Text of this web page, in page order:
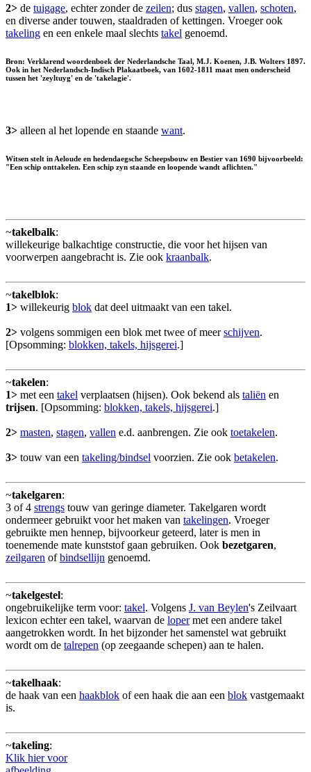
2> de tuigage, echter zonder de zeilen; dus stagen, vallen, schoten,
en diverse ander touwen, staaldraden of kettingen. Vroeger ook
takeling en een enkele maal slechts takel genoemd.
Bron: Verklarend woordenboek der Nederlandsche Taal, M.J. Koenen, J.B. Wolters 1897.
Ook in het Nederlandsch-Indisch Plakaatboek, van 1602-1811 maat men onderscheid
tussen het 'zeyltuyg' en de 'takelagie'.
3> alleen al het lopende en staande want.
Witsen stelt in Aeloude en hedendaegsche Scheepsbouw en Bestier van 1690 bijvoorbeeld:
"Een schip onttakelen. Een schip zyn staande en loopende wandt aflichten."
~takelbalk:
willekeurige balkachtige constructie, die voor het hijsen van
voorwerpen aangebracht is. Zie ook kraanbalk.
~takelblok:
1> willekeurig blok dat deel uitmaakt van een takel.
2> volgens sommigen een blok met twee of meerschijven.
[Opsomming: blokken, takels, hijsgerei.]
~takelen:
1> met een takel verplaatsen (hijsen). Ook bekend als taliën en
trijsen. [Opsomming: blokken, takels, hijsgerei.]
2> masten, stagen, vallen e.d. aanbrengen. Zie ook toetakelen.
3> touw van een takeling/bindsel voorzien. Zie ook betakelen.
~takelgaren:
3 of 4 strengs touw van geringe diameter. Takelgaren wordt
ondermeer gebruikt voor het maken van takelingen. Vroeger
gebruikte men hennep, bijvoorkeur geteerd, later is men in
toenemende mate kunststof gaan gebruiken. Ook bezetgaren,
zeilgaren ofbindsellijn genoemd.
~takelgestel:
ongebruikelijke term voor: takel. Volgens J. van Beylen's Zeilvaart
lexicon echter een takel, waarvan de lopermet een andere takel
aangetrokken wordt. In het bijzonder het samenstel wat gebruikt
wordt om de talrepen (op zeegaande schepen) aan te halen.
~takelhaak:
de haak van een haakblok of een haak die aan een blok vastgemaakt
is.
~takeling:
Klik hier voor